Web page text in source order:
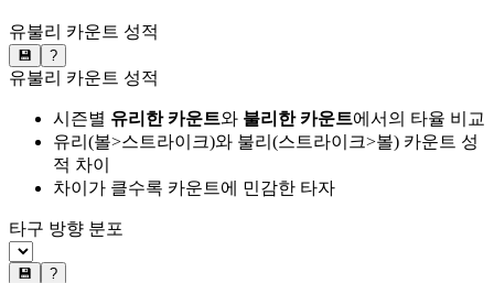
유불리 카운트 성적
💾 ?
유불리 카운트 성적
시즌별 유리한 카운트와 불리한 카운트에서의 타율 비교
유리(볼>스트라이크)와 불리(스트라이크>볼) 카운트 성
적 차이
차이가 클수록 카운트에 민감한 타자
타구 방향 분포
💾 ?